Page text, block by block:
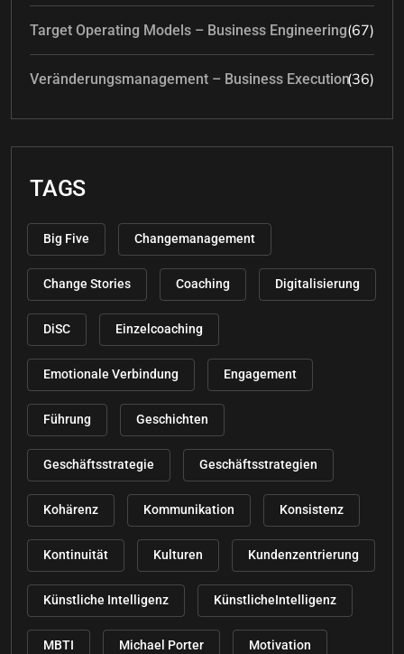
Target Operating Models – Business Engineering(67)
Veränderungsmanagement – Business Execution(36)
TAGS
Big Five Changemanagement
Change Stories Coaching Digitalisierung
DiSC Einzelcoaching
Emotionale Verbindung Engagement
Führung Geschichten
Geschäftsstrategie Geschäftsstrategien
Kohärenz Kommunikation Konsistenz
Kontinuität Kulturen Kundenzentrierung
Künstliche Intelligenz KünstlicheIntelligenz
MBTI Michael Porter Motivation